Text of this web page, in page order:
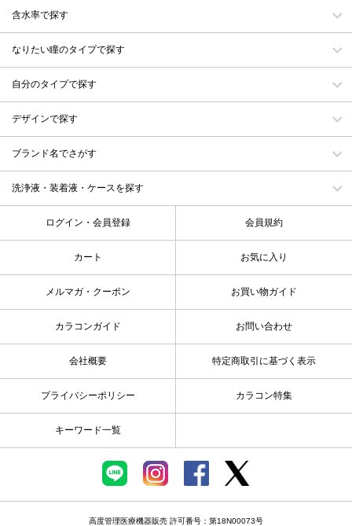
含水率で探す
なりたい瞳のタイプで探す
自分のタイプで探す
デザインで探す
ブランド名でさがす
洗浄液・装着液・ケースを探す
ログイン・会員登録 会員規約
カート お気に入り
メルマガ・クーポン お買い物ガイド
カラコンガイド お問い合わせ
会社概要 特定商取引に基づく表示
プライバシーポリシー カラコン特集
キーワード一覧
高度管理医療機器販売 許可番号：第18N00073号